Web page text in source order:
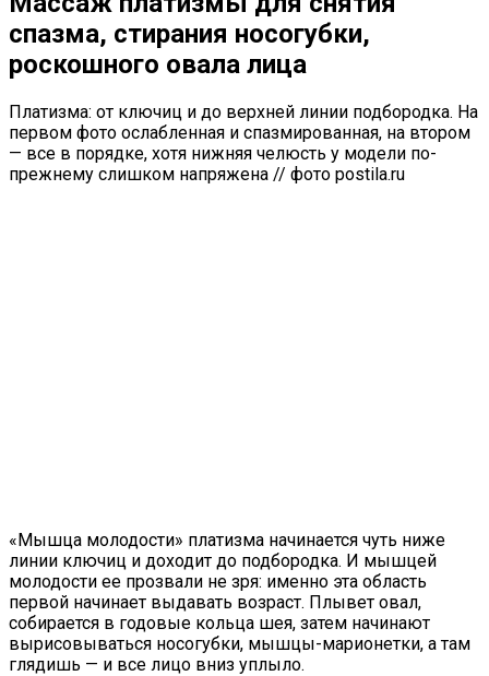
спазма, стирания носогубки,
роскошного овала лица
Платизма: от ключиц и до верхней линии подбородка. На
первом фото ослабленная и спазмированная, на втором
— все в порядке, хотя нижняя челюсть у модели по-
прежнему слишком напряжена // фото postila.ru
«Мышца молодости» платизма начинается чуть ниже
линии ключиц и доходит до подбородка. И мышцей
молодости ее прозвали не зря: именно эта область
первой начинает выдавать возраст. Плывет овал,
собирается в годовые кольца шея, затем начинают
вырисовываться носогубки, мышцы-марионетки, а там
глядишь — и все лицо вниз уплыло.